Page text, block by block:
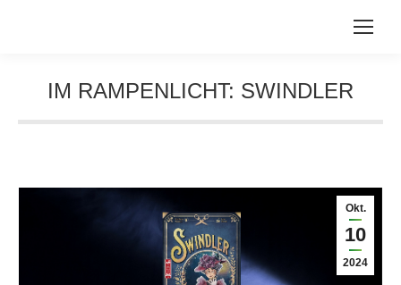
IM RAMPENLICHT: SWINDLER
Okt.
10
2024